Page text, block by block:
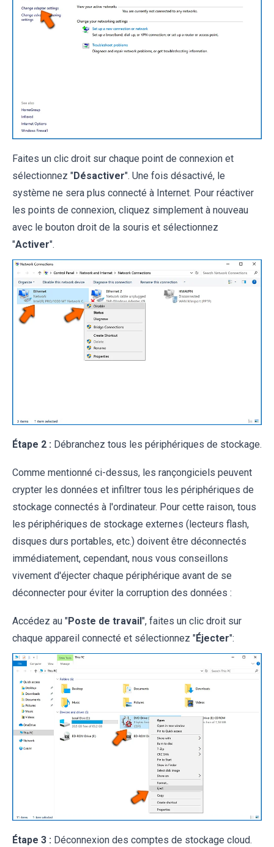
Faites un clic droit sur chaque point de connexion et
sélectionnez "Désactiver". Une fois désactivé, le
système ne sera plus connecté à Internet. Pour réactiver
les points de connexion, cliquez simplement à nouveau
avec le bouton droit de la souris et sélectionnez
"Activer".
Étape 2 : Débranchez tous les périphériques de stockage.
Comme mentionné ci-dessus, les rançongiciels peuvent
crypter les données et infiltrer tous les périphériques de
stockage connectés à l'ordinateur. Pour cette raison, tous
les périphériques de stockage externes (lecteurs flash,
disques durs portables, etc.) doivent être déconnectés
immédiatement, cependant, nous vous conseillons
vivement d'éjecter chaque périphérique avant de se
déconnecter pour éviter la corruption des données :
Accédez au "Poste de travail ", faites un clic droit sur
chaque appareil connecté et sélectionnez "Éjecter":
Étape 3 : Déconnexion des comptes de stockage cloud.